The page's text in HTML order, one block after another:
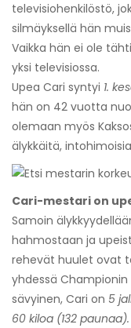
televisiohenkilöstö,
silmäyksellä hän
Vaikka hän ei ole
yksi televisiossa.
Upea Cari syntyi 1.
hän on 42 vuotta
olemaan myös
älykkäitä,
Cari-mestari on
Samoin
hahmostaan ​​ja
rehevät huulet ovat
yhdessä Championin
sävyinen, Cari on 5
60 kiloa (132 paunaa).